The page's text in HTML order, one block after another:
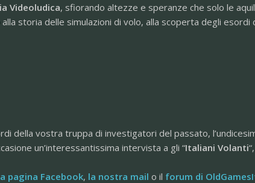
Videoludica, sfiorando altezze e speranze che solo le
storia delle simulazioni di volo, alla scoperta degli esordi
della vostra truppa di investigatori del passato,
un’interessantissima intervista a gli “Italiani Volanti
pagina Facebook, la nostra mail o il forum di